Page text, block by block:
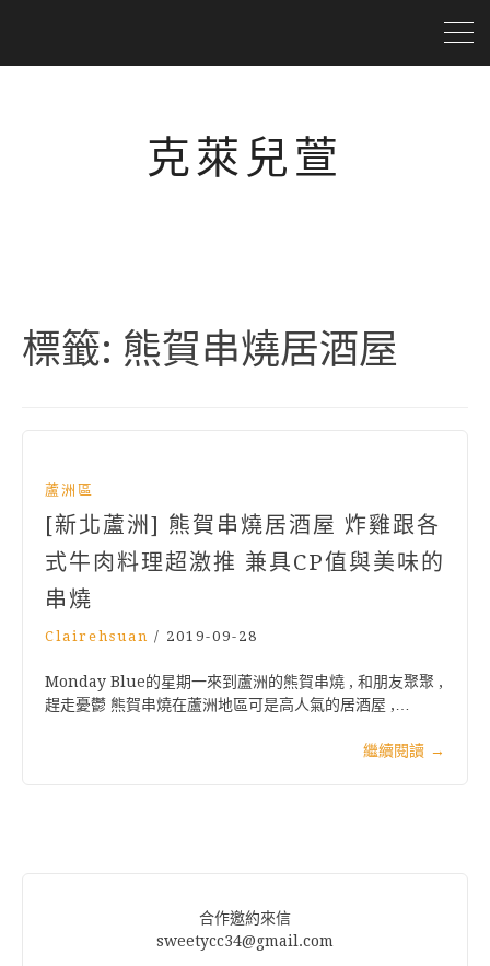
克萊兒萱
標籤: 熊賀串燒居酒屋
蘆洲區
[新北蘆洲] 熊賀串燒居酒屋 炸雞跟各
式牛肉料理超激推 兼具CP值與美味的
串燒
Clairehsuan / 2019-09-28
Monday Blue的星期一來到蘆洲的熊賀串燒 , 和朋友聚聚 ,
趕走憂鬱 熊賀串燒在蘆洲地區可是高人氣的居酒屋 ,…
繼續閱讀 →
合作邀約來信
sweetycc34@gmail.com